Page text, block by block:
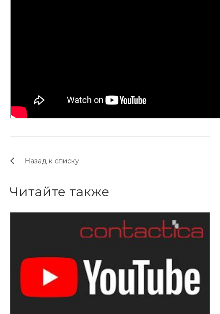
Назад к списку
Читайте также